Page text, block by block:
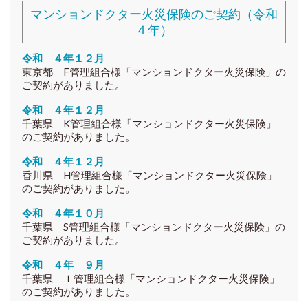
マンションドクター火災保険のご契約（令和
４年）
令和 ４年１２月
東京都 F管理組合様「マンションドクター火災保険」の
ご契約がありました。
令和 ４年１２月
千葉県 K管理組合様「マンションドクター火災保険」
のご契約がありました。
令和 ４年１２月
香川県 H管理組合様「マンションドクター火災保険」
のご契約がありました。
令和 ４年１０月
千葉県 S管理組合様「マンションドクター火災保険」の
ご契約がありました。
令和 ４年 ９月
千葉県 Ｉ管理組合様「マンションドクター火災保険」
のご契約がありました。